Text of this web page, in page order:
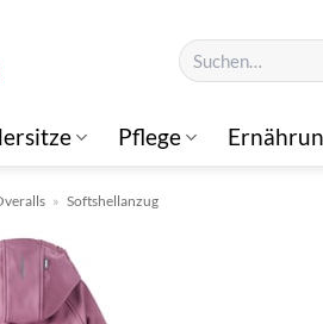
Suchen
nach:
Pflege
» Softshellanzug